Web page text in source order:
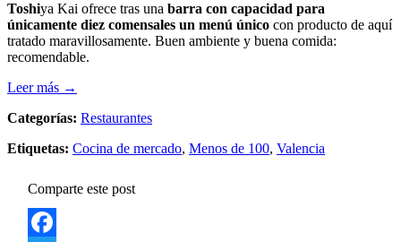
Toshiya Kai ofrece tras una barra con capacidad para
únicamente diez comensales un menú único con producto de aquí
tratado maravillosamente. Buen ambiente y buena comida:
recomendable.
Leer más →
Categorías: Restaurantes
Etiquetas: Cocina de mercado, Menos de 100, Valencia
Comparte este post